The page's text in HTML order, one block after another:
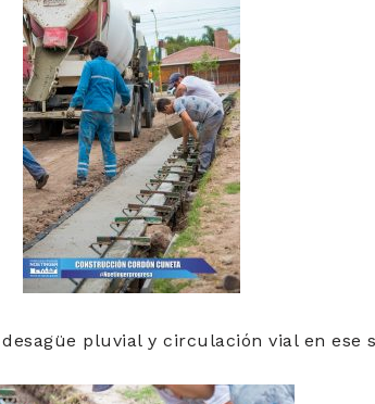
pluvial y circulación vial en ese